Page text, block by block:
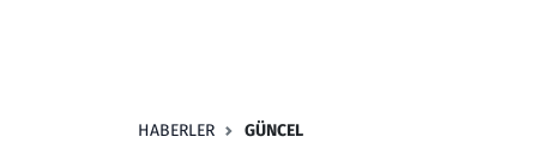
HABERLER GÜNCEL